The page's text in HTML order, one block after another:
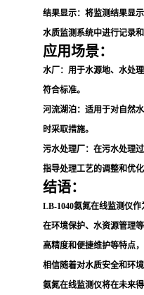
结果显示：将监测结果显
水质监测系统中进行记录和
应用场景：
水厂：用于水源地、水处
符合标准。
河流湖泊：适用于对自然
时采取措施。
污水处理厂：在污水处理
指导处理工艺的调整和优化
结语：
LB-1040氨氮在线监测仪作
在环境保护、水资源管理
高精度和便捷维护等特点
相信随着对水质安全和环
氨氮在线监测仪将在未来